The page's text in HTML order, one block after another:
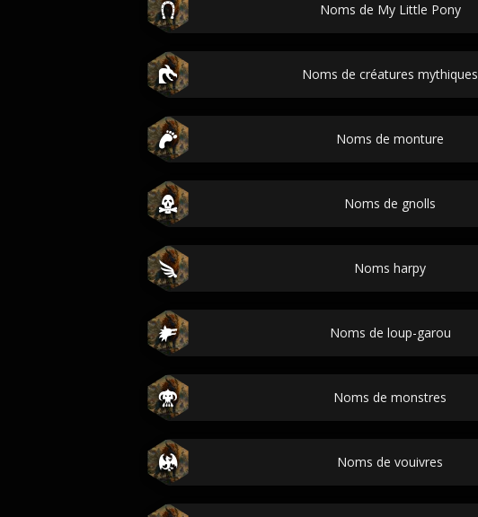
Noms de My Little Pony
Noms de créatures mythiques
Noms de monture
Noms de gnolls
Noms harpy
Noms de loup-garou
Noms de monstres
Noms de vouivres